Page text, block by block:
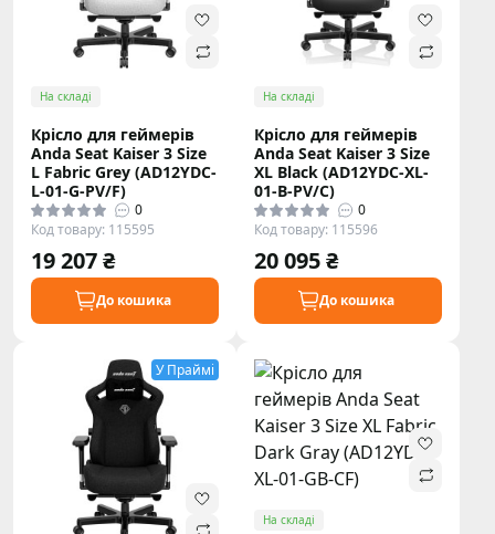
На складі
Крісло для геймерів
Anda Seat Kaiser 3 Size
L Fabric Grey (AD12YDC-
L-01-G-PV/F)
0
Код товару: 115595
19 207 ₴
До кошика
На складі
Крісло для геймерів
Anda Seat Kaiser 3 Size
XL Black (AD12YDC-XL-
01-B-PV/C)
0
Код товару: 115596
20 095 ₴
До кошика
У Праймі
На складі